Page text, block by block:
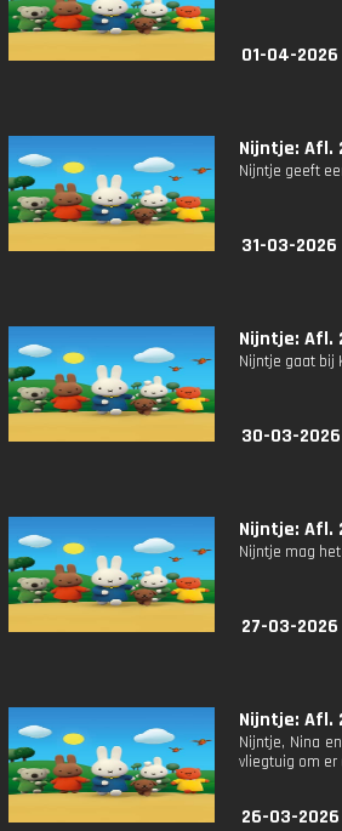
01-04-
Nijntje: Afl.
Nijntje geeft
31-03-
Nijntje: Afl.
Nijntje gaat bij
30-03-
Nijntje: Afl.
Nijntje mag
27-03-
Nijntje: Afl.
Nijntje, Nina
vliegtuig om er
26-03-